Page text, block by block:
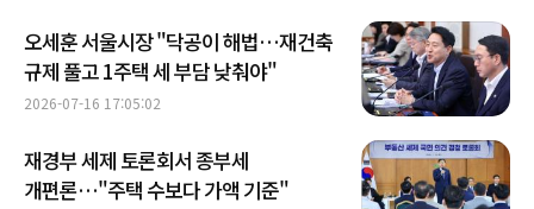
오세훈 서울시장 "닥공이 해법…재건축
규제 풀고 1주택 세 부담 낮춰야"
2026-07-16 17:05:02
재경부 세제 토론회서 종부세
개편론…"주택 수보다 가액 기준"